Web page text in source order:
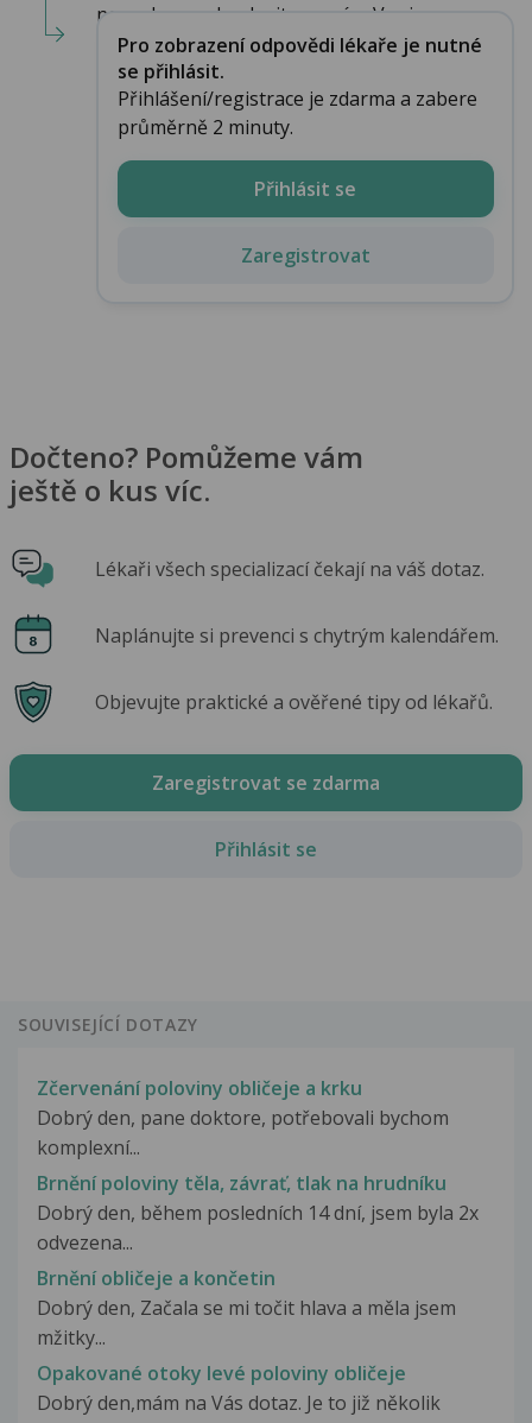
neurologa a domluvit se s ním. Vy si v p...
Pro zobrazení odpovědi lékaře je nutné
se přihlásit.
Přihlášení/registrace je zdarma a zabere
průměrně 2 minuty.
Přihlásit se
Zaregistrovat
Dočteno? Pomůžeme vám
ještě o kus víc.
Lékaři všech specializací čekají na váš dotaz.
Naplánujte si prevenci s chytrým kalendářem.
Objevujte praktické a ověřené tipy od lékařů.
Zaregistrovat se zdarma
Přihlásit se
SOUVISEJÍCÍ DOTAZY
Zčervenání poloviny obličeje a krku
Dobrý den, pane doktore, potřebovali bychom
komplexní...
Brnění poloviny těla, závrať, tlak na hrudníku
Dobrý den, během posledních 14 dní, jsem byla 2x
odvezena...
Brnění obličeje a končetin
Dobrý den, Začala se mi točit hlava a měla jsem
mžitky...
Opakované otoky levé poloviny obličeje
Dobrý den,mám na Vás dotaz. Je to již několik